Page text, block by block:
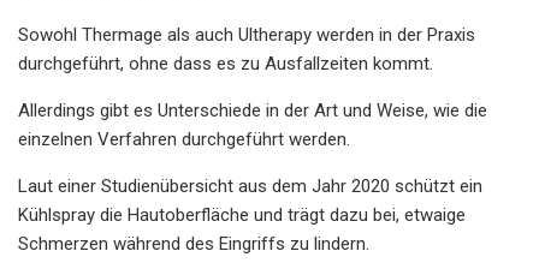
Sowohl Thermage als auch Ultherapy werden in der Praxis
durchgeführt, ohne dass es zu Ausfallzeiten kommt.
Allerdings gibt es Unterschiede in der Art und Weise, wie die
einzelnen Verfahren durchgeführt werden.
Laut einer Studienübersicht aus dem Jahr 2020 schützt ein
Kühlspray die Hautoberfläche und trägt dazu bei, etwaige
Schmerzen während des Eingriffs zu lindern.